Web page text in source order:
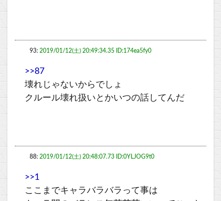
93: 2019/01/12(土) 20:49:34.35 ID:174ea5fy0
>>87
壊れじゃないからでしょ
クルール壊れ扱いとかいつの話してんだ
88: 2019/01/12(土) 20:48:07.73 ID:0YLJOG9t0
>>1
ここまでキャラバラバラって事は